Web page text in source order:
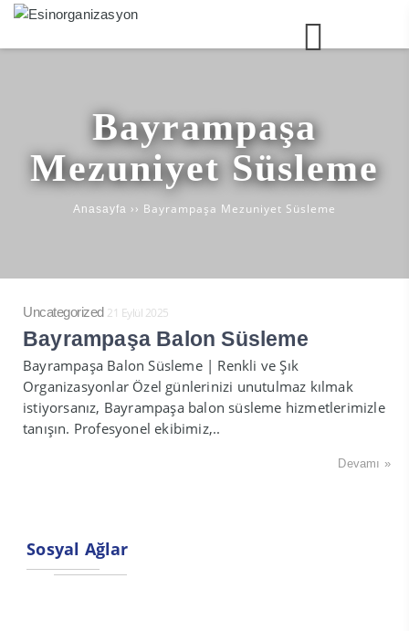
Bayrampaşa
Mezuniyet Süsleme
Anasayfa ›› Bayrampaşa Mezuniyet Süsleme
Uncategorized 21 Eylül 2025
Bayrampaşa Balon Süsleme
Bayrampaşa Balon Süsleme | Renkli ve Şık
Organizasyonlar Özel günlerinizi unutulmaz kılmak
istiyorsanız, Bayrampaşa balon süsleme hizmetlerimizle
tanışın. Profesyonel ekibimiz,..
Devamı »
Sosyal Ağlar